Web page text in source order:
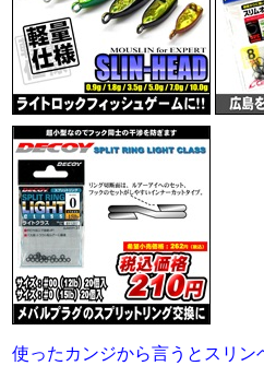
使ったカンジから言うとスリ